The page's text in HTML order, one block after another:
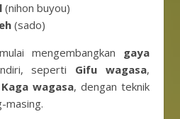
(nihon buyou)
(sado)
mengembangkan gaya
seperti Gifu wagasa,
Kaga wagasa, dengan teknik
masing.